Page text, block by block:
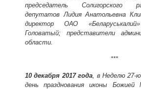
председатель Солигорского
депутатов Лидия Анатольевна
директор ОАО
Головатый; представители
области.
***
10 декабря 2017 года, в Неделю 27-
день празднования иконы Божией